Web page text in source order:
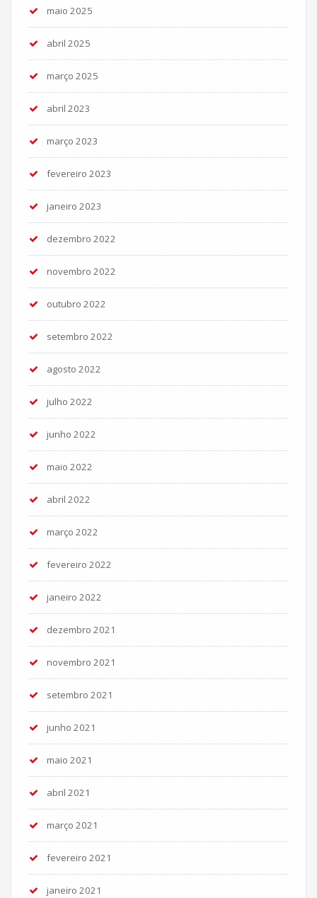
maio 2025
abril 2025
março 2025
abril 2023
março 2023
fevereiro 2023
janeiro 2023
dezembro 2022
novembro 2022
outubro 2022
setembro 2022
agosto 2022
julho 2022
junho 2022
maio 2022
abril 2022
março 2022
fevereiro 2022
janeiro 2022
dezembro 2021
novembro 2021
setembro 2021
junho 2021
maio 2021
abril 2021
março 2021
fevereiro 2021
janeiro 2021